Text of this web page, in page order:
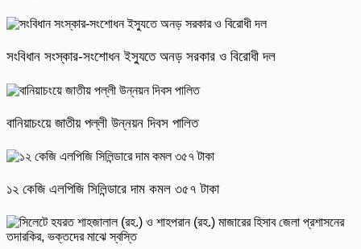
সংবিধান সংস্কার-সংশোধন ইস্যুতে অনড় সরকার ও বিরোধী দল
বানিয়াচংয়ে জাতীয় পল্লী উন্নয়ন দিবস পালিত
১২ কেজি এলপিজি সিলিন্ডারে দাম কমল ৩৫৭ টাকা